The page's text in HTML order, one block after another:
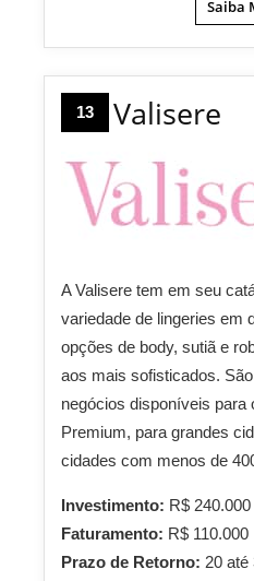
Saiba
13 Valisere
A Valisere tem em seu
variedade de lingeries em
opções de body, sutiã e
aos mais sofisticados.
negócios disponíveis para
Premium, para grandes
cidades com menos de
Investimento: R$
Faturamento: R$ 110.000
Prazo de Retorno: 20 até